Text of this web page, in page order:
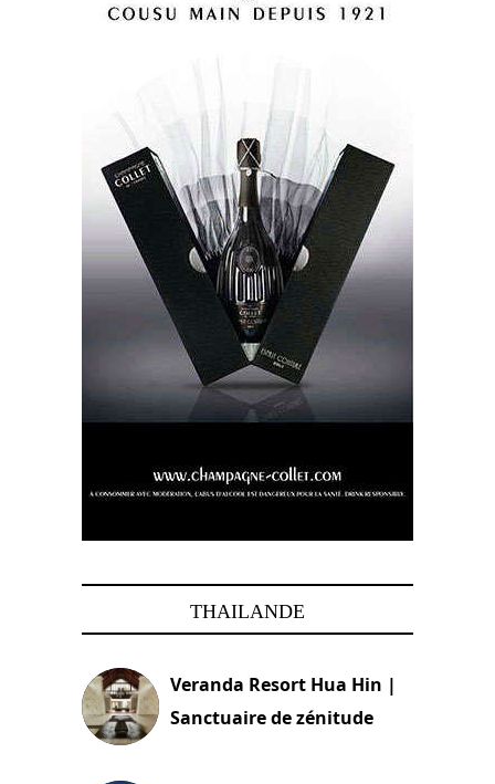
THAILANDE
Veranda Resort Hua Hin |
Sanctuaire de zénitude